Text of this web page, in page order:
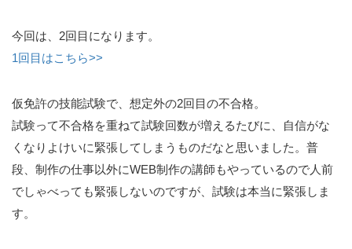
今回は、2回目になります。
1回目はこちら>>
仮免許の技能試験で、想定外の2回目の不合格。
試験って不合格を重ねて試験回数が増えるたびに、自信がな
くなりよけいに緊張してしまうものだなと思いました。普
段、制作の仕事以外にWEB制作の講師もやっているので人前
でしゃべっても緊張しないのですが、試験は本当に緊張しま
す。